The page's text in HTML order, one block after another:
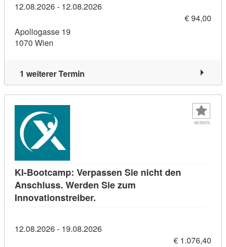
12.08.2026 - 12.08.2026
€ 94,00
Apollogasse 19
1070 Wien
1 weiterer Termin
MERKEN
KI-Bootcamp: Verpassen Sie nicht den
Anschluss. Werden Sie zum
Innovationstreiber.
12.08.2026 - 19.08.2026
€ 1.076,40